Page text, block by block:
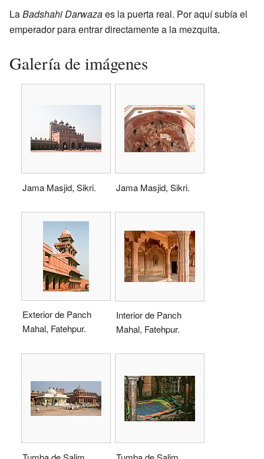
LaBadshahi Darwazaes la puerta real. Por aquí subía el
emperador para entrar directamente a la mezquita.
Galería de imágenes
Jama Masjid, Sikri. Jama Masjid, Sikri.
Exterior de Panch
Mahal, Fatehpur.
Interior de Panch
Mahal, Fatehpur.